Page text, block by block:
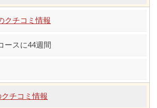
クチコミ情報
ースに44週間
チコミ情報